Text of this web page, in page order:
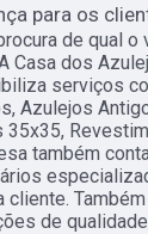
para os
de qual
Casa dos
serviços
Azulejos
35x35,
também
cliente.
de